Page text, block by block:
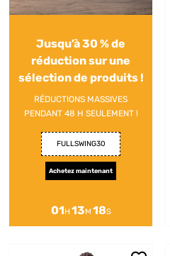
Jusqu’à 30 % de
réduction sur une
sélection de produits !
RÉDUCTIONS MASSIVES
PENDANT 48 H SEULEMENT !
FULLSWING30
Achetez maintenant
01H 13M 18S